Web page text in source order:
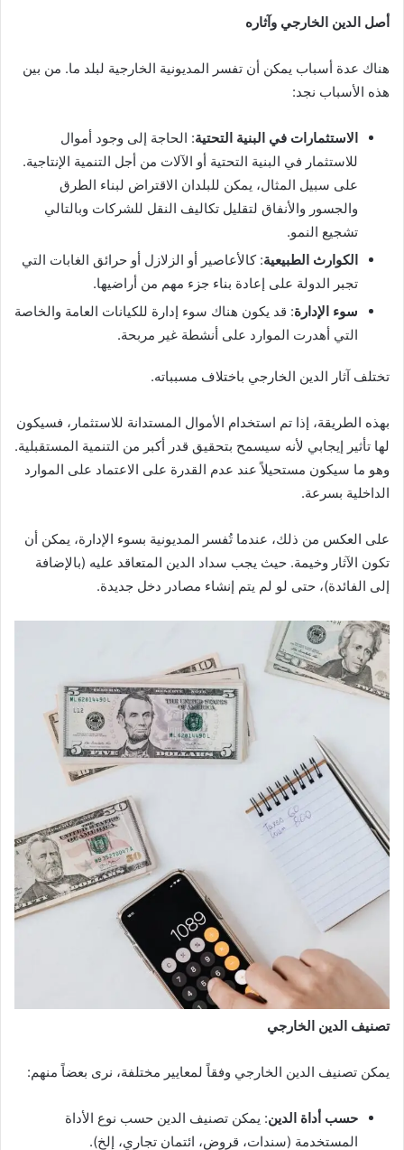
أصل الدين الخارجي وآثاره
هناك عدة أسباب يمكن أن تفسر المديونية الخارجية لبلد ما. من بين
هذه الأسباب نجد:
الاستثمارات في البنية التحتية: الحاجة إلى وجود أموال
للاستثمار في البنية التحتية أو الآلات من أجل التنمية الإنتاجية.
على سبيل المثال، يمكن للبلدان الاقتراض لبناء الطرق
والجسور والأنفاق لتقليل تكاليف النقل للشركات وبالتالي
تشجيع النمو.
الكوارث الطبيعية: كالأعاصير أو الزلازل أو حرائق الغابات التي
تجبر الدولة على إعادة بناء جزء مهم من أراضيها.
سوء الإدارة: قد يكون هناك سوء إدارة للكيانات العامة والخاصة
التي أهدرت الموارد على أنشطة غير مربحة.
تختلف آثار الدين الخارجي باختلاف مسبباته.
بهذه الطريقة، إذا تم استخدام الأموال المستدانة للاستثمار، فسيكون
لها تأثير إيجابي لأنه سيسمح بتحقيق قدر أكبر من التنمية المستقبلية.
وهو ما سيكون مستحيلاً عند عدم القدرة على الاعتماد على الموارد
الداخلية بسرعة.
على العكس من ذلك، عندما تُفسر المديونية بسوء الإدارة، يمكن أن
تكون الآثار وخيمة. حيث يجب سداد الدين المتعاقد عليه (بالإضافة
إلى الفائدة)، حتى لو لم يتم إنشاء مصادر دخل جديدة.
تصنيف الدين الخارجي
يمكن تصنيف الدين الخارجي وفقاً لمعايير مختلفة، نرى بعضاً منهم:
حسب أداة الدين: يمكن تصنيف الدين حسب نوع الأداة
المستخدمة (سندات، قروض، ائتمان تجاري، إلخ).